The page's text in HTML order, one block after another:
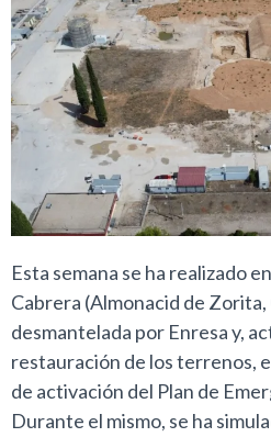
Esta semana se ha realizado
Cabrera (Almonacid de Zorita,
desmantelada por Enresa y,
restauración de los terrenos,
de activación del Plan de
Durante el mismo, se ha